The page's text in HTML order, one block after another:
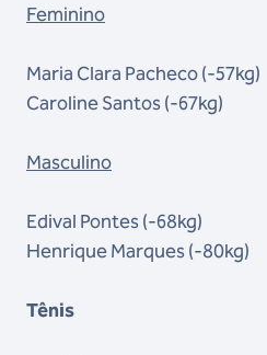
Feminino
Maria Clara Pacheco (-57kg)
Caroline Santos (-67kg)
Masculino
Edival Pontes (-68kg)
Henrique Marques (-80kg)
Tênis